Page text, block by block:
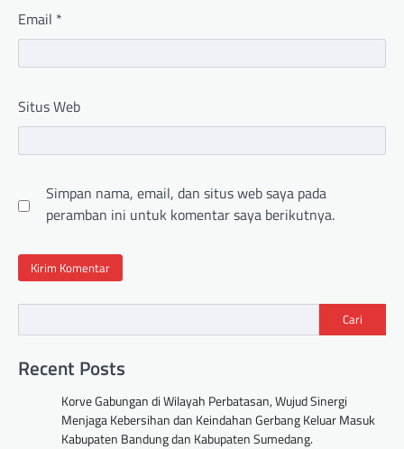
Email *
Situs Web
Simpan nama, email, dan situs web saya pada
peramban ini untuk komentar saya berikutnya.
Cari
Recent Posts
Korve Gabungan di Wilayah Perbatasan, Wujud Sinergi
Menjaga Kebersihan dan Keindahan Gerbang Keluar Masuk
Kabupaten Bandung dan Kabupaten Sumedang.